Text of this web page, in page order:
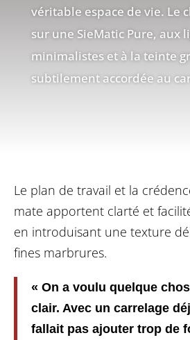
véritable espace de vie. Le
sur une SieMatic Pure, aux
minimalistes et à la teinte
subtilement accordée au
Le plan de travail et la
mate apportent clarté et
en introduisant une texture
fines marbrures.
« On a voulu quelque
clair. Avec un carrelage
fallait pas ajouter trop de